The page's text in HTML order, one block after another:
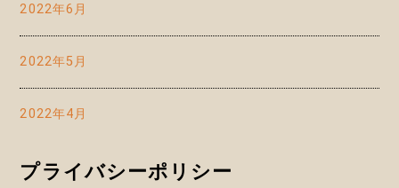
2022年6月
2022年5月
2022年4月
プライバシーポリシー